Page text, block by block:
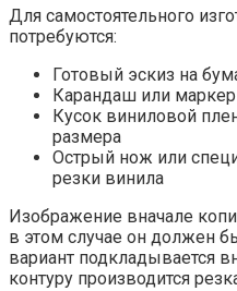
Для самостоятельного
потребуются:
Готовый эскиз на
Карандаш или
Кусок виниловой
размера
Острый нож или
резки винила
Изображение вначале
в этом случае он должен
вариант подкладывается
контуру производится